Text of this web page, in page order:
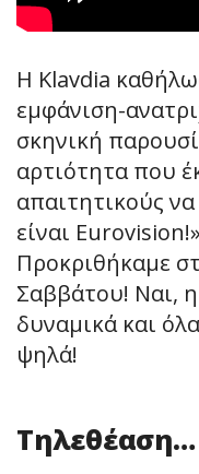
Η Klavdia
εμφάνιση-
σκηνική
αρτιότητα που
απαιτητικούς
είναι
Προκριθήκαμε
Σαββάτου! Ναι, η
δυναμικά και
ψηλά!